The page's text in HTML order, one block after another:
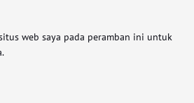
web saya pada peramban ini untuk